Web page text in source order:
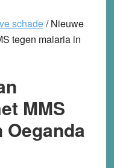
schade/Nieuwe
tegen malaria in
MMS